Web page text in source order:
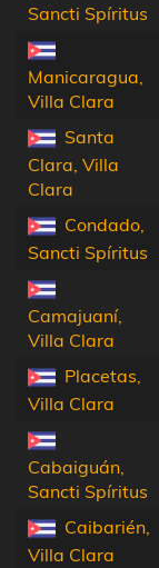
Sancti Spíritus
Manicaragua,
Villa Clara
Santa
Clara, Villa
Clara
Condado,
Sancti Spíritus
Camajuaní,
Villa Clara
Placetas,
Villa Clara
Cabaiguán,
Sancti Spíritus
Caibarién,
Villa Clara